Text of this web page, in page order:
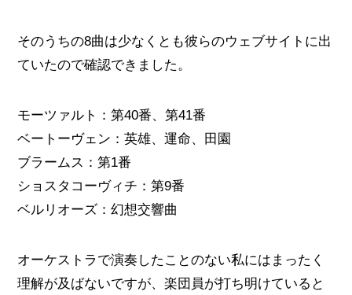
そのうちの8曲は少なくとも彼らのウェブサイトに出
ていたので確認できました。
モーツァルト：第40番、第41番
ベートーヴェン：英雄、運命、田園
ブラームス：第1番
ショスタコーヴィチ：第9番
ベルリオーズ：幻想交響曲
オーケストラで演奏したことのない私にはまったく
理解が及ばないですが、楽団員が打ち明けていると